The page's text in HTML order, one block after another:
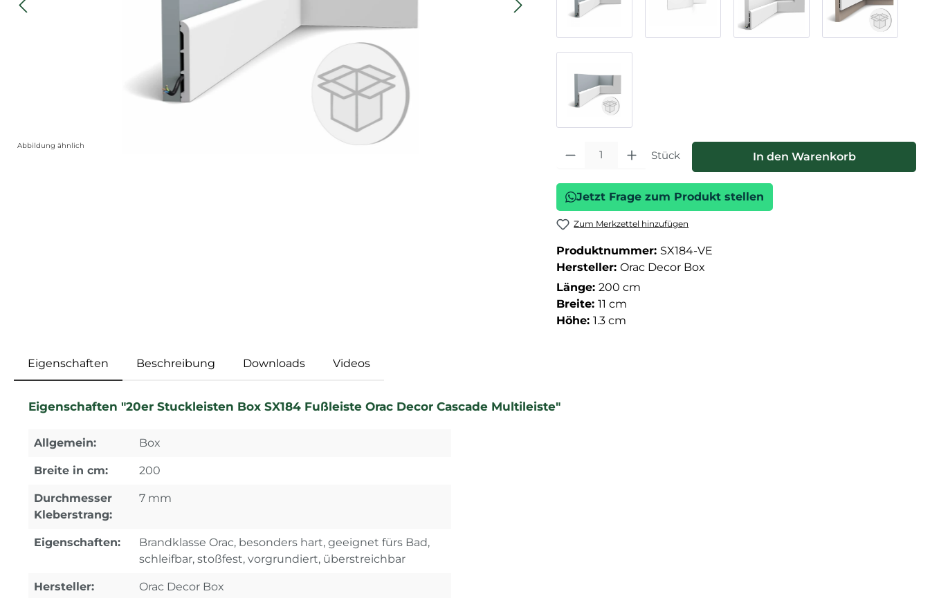
Abbildung ähnlich Produkt Anzahl: Gib den gewünschten Wert ein oder benutze die
Stück In den Warenkorb
Jetzt Frage zum Produkt stellen
Zum Merkzettel hinzufügen
Produktnummer: SX184-VE
Hersteller: Orac Decor Box
Länge: 200 cm
Breite: 11 cm
Höhe: 1.3 cm
Eigenschaften Beschreibung Downloads Videos
Eigenschaften "20er Stuckleisten Box SX184 Fußleiste Orac Decor Cascade Multileiste"
Allgemein: Box
Breite in cm: 200
Durchmesser
Kleberstrang:
7 mm
Eigenschaften:
Brandklasse Orac, besonders hart, geeignet fürs Bad,
schleifbar, stoßfest, vorgrundiert, überstreichbar
Hersteller: Orac Decor Box